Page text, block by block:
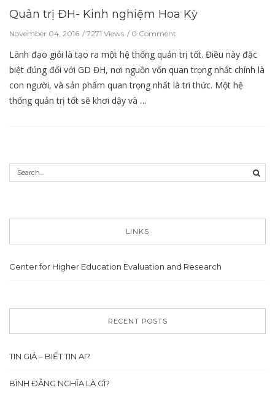
Quản trị ĐH- Kinh nghiệm Hoa Kỳ
November 04, 2016 7271 Views 0 Comment
Lãnh đạo giỏi là tạo ra một hệ thống quản trị tốt. Điều này đặc
biệt đúng đối với GD ĐH, nơi nguồn vốn quan trọng nhất chính là
con người, và sản phẩm quan trọng nhất là tri thức. Một hệ
thống quản trị tốt sẽ khơi dậy và …
LINKS
Center for Higher Education Evaluation and Research
RECENT POSTS
TIN GIẢ – BIẾT TIN AI?
BÌNH ĐẲNG NGHĨA LÀ GÌ?